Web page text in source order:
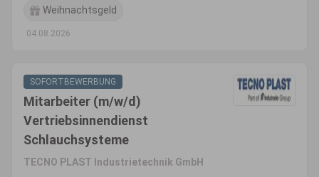
Weihnachtsgeld
04.08.2026
SOFORTBEWERBUNG
Mitarbeiter (m/w/d)
Vertriebsinnendienst
Schlauchsysteme
TECNO PLAST Industrietechnik GmbH